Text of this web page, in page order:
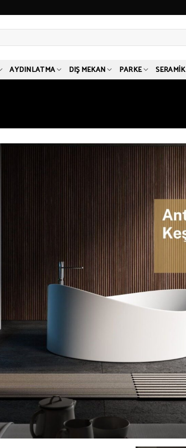
AYDINLATMA DIŞ MEKAN PARKE SERAMIK